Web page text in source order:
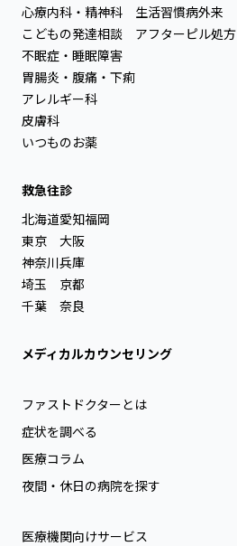
心療内科・精神科
こどもの発達相談
不眠症・睡眠障害
胃腸炎・腹痛・下痢
アレルギー科
皮膚科
いつものお薬
生活習慣病外来
アフターピル処方
救急往診
北海道
東京
神奈川
埼玉
千葉
愛知
大阪
兵庫
京都
奈良
福岡
メディカルカウンセリング
ファストドクターとは
症状を調べる
医療コラム
夜間・休日の病院を探す
医療機関向けサービス